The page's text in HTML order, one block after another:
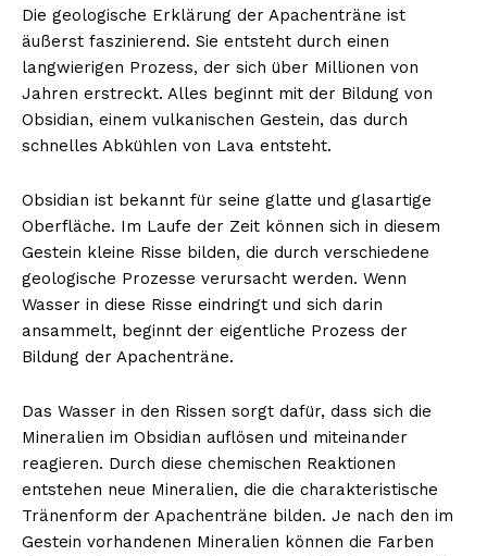
Die geologische Erklärung der Apachenträne ist
äußerst faszinierend. Sie entsteht durch einen
langwierigen Prozess, der sich über Millionen von
Jahren erstreckt. Alles beginnt mit der Bildung von
Obsidian, einem vulkanischen Gestein, das durch
schnelles Abkühlen von Lava entsteht.
Obsidian ist bekannt für seine glatte und glasartige
Oberfläche. Im Laufe der Zeit können sich in diesem
Gestein kleine Risse bilden, die durch verschiedene
geologische Prozesse verursacht werden. Wenn
Wasser in diese Risse eindringt und sich darin
ansammelt, beginnt der eigentliche Prozess der
Bildung der Apachenträne.
Das Wasser in den Rissen sorgt dafür, dass sich die
Mineralien im Obsidian auflösen und miteinander
reagieren. Durch diese chemischen Reaktionen
entstehen neue Mineralien, die die charakteristische
Tränenform der Apachenträne bilden. Je nach den im
Gestein vorhandenen Mineralien können die Farben